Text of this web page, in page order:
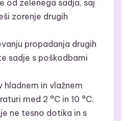
od zelenega sadja, saj
zorenje drugih
propadanja drugih
sadje s poškodbami
hladnem in vlažnem
med 2 °C in 10 °C.
ne tesno dotika in s